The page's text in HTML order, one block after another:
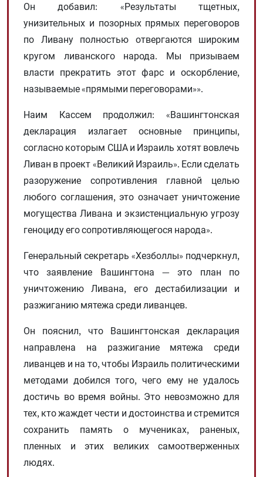
Он добавил: «Результаты тщетных,
унизительных и позорных прямых переговоров
по Ливану полностью отвергаются широким
кругом ливанского народа. Мы призываем
власти прекратить этот фарс и оскорбление,
называемые «прямыми переговорами»».
Наим Кассем продолжил: «Вашингтонская
декларация излагает основные принципы,
согласно которым США и Израиль хотят вовлечь
Ливан в проект «Великий Израиль». Если сделать
разоружение сопротивления главной целью
любого соглашения, это означает уничтожение
могущества Ливана и экзистенциальную угрозу
геноциду его сопротивляющегося народа».
Генеральный секретарь «Хезболлы» подчеркнул,
что заявление Вашингтона — это план по
уничтожению Ливана, его дестабилизации и
разжиганию мятежа среди ливанцев.
Он пояснил, что Вашингтонская декларация
направлена ​​на разжигание мятежа среди
ливанцев и на то, чтобы Израиль политическими
методами добился того, чего ему не удалось
достичь во время войны. Это невозможно для
тех, кто жаждет чести и достоинства и стремится
сохранить память о мучениках, раненых,
пленных и этих великих самоотверженных
людях.